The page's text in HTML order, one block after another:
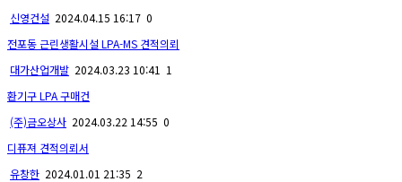
신영건설 2024.04.15 16:17 0
전포동 근린생활시설 LPA-MS 견적의뢰
대가산업개발 2024.03.23 10:41 1
환기구 LPA 구매건
(주)금오상사 2024.03.22 14:55 0
디퓨져 견적의뢰서
유창한 2024.01.01 21:35 2